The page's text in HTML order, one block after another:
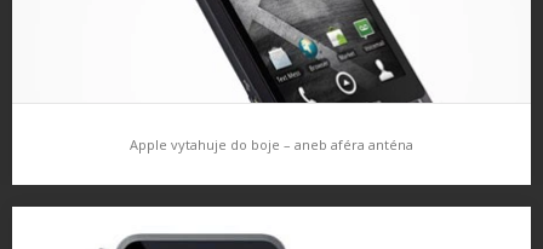
Apple vytahuje do boje – aneb aféra anténa